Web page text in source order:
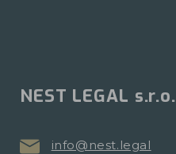
NEST LEGAL s.r.o.
info@nest.legal